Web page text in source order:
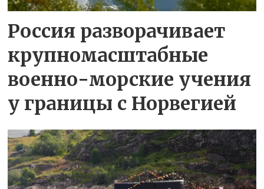
Россия разворачивает
крупномасштабные
военно-морские учения
у границы с Норвегией